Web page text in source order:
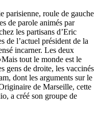
parisienne, roule de gauche
de parole animés par
les partisans d’Eric
de l’actuel président de la
incarner. Les deux
tout le monde est le
gens de droite, les vaccinés
dont les arguments sur le
de Marseille, cette
a créé son groupe de